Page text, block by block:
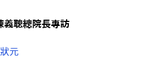
義聰總院長專訪
元